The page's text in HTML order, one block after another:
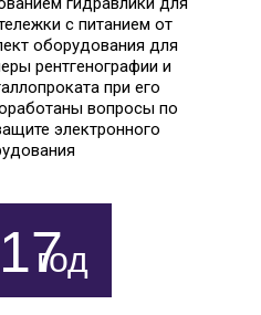
с питанием от
оборудования для
рентгенографии и
при его
вопросы по
электронного
год